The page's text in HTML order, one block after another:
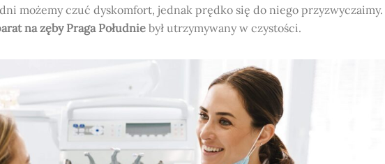
możemy czuć dyskomfort, jednak prędko się do niego przyzwyczaimy.
na zęby Praga Południe był utrzymywany w czystości.